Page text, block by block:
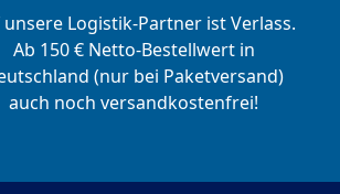
unsere Logistik-Partner ist Verlass.
Ab 150 € Netto-Bestellwert in
(nur bei Paketversand)
auch noch versandkostenfrei!